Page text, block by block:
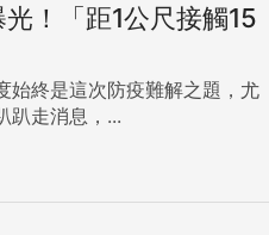
！「距1公尺接觸15
始終是這次防疫難解之題，尤
趴走消息，...